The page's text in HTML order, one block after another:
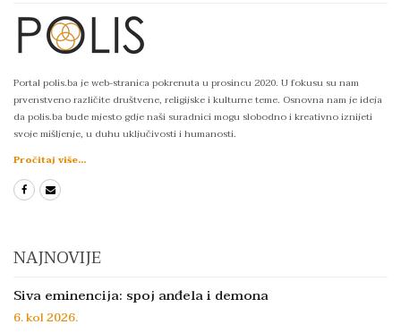
Portal polis.ba je web-stranica pokrenuta u prosincu 2020. U fokusu su nam
prvenstveno različite društvene, religijske i kulturne teme. Osnovna nam je ideja
da polis.ba bude mjesto gdje naši suradnici mogu slobodno i kreativno iznijeti
svoje mišljenje, u duhu uključivosti i humanosti.
Pročitaj više...
NAJNOVIJE
Siva eminencija: spoj anđela i demona
6. kol 2026.